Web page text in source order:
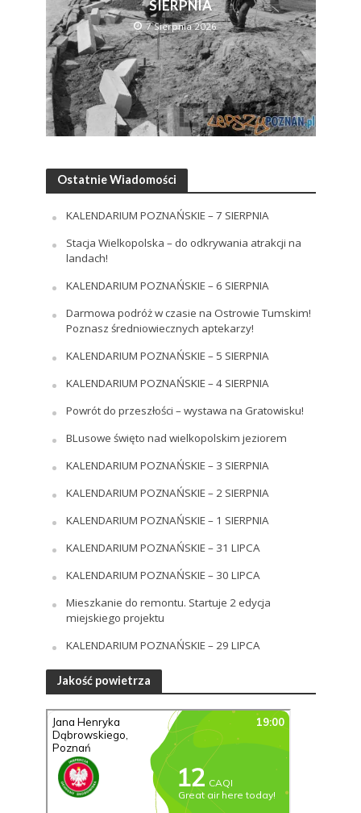
SIERPNIA
7 Sierpnia 2026
Ostatnie Wiadomości
KALENDARIUM POZNAŃSKIE – 7 SIERPNIA
Stacja Wielkopolska – do odkrywania atrakcji na
landach!
KALENDARIUM POZNAŃSKIE – 6 SIERPNIA
Darmowa podróż w czasie na Ostrowie Tumskim!
Poznasz średniowiecznych aptekarzy!
KALENDARIUM POZNAŃSKIE – 5 SIERPNIA
KALENDARIUM POZNAŃSKIE – 4 SIERPNIA
Powrót do przeszłości – wystawa na Gratowisku!
BLusowe święto nad wielkopolskim jeziorem
KALENDARIUM POZNAŃSKIE – 3 SIERPNIA
KALENDARIUM POZNAŃSKIE – 2 SIERPNIA
KALENDARIUM POZNAŃSKIE – 1 SIERPNIA
KALENDARIUM POZNAŃSKIE – 31 LIPCA
KALENDARIUM POZNAŃSKIE – 30 LIPCA
Mieszkanie do remontu. Startuje 2 edycja
miejskiego projektu
KALENDARIUM POZNAŃSKIE – 29 LIPCA
Jakość powietrza